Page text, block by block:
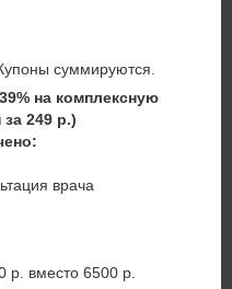
суммируются.
на комплексную
за 249 р.)
врача
р. вместо 6500 р.